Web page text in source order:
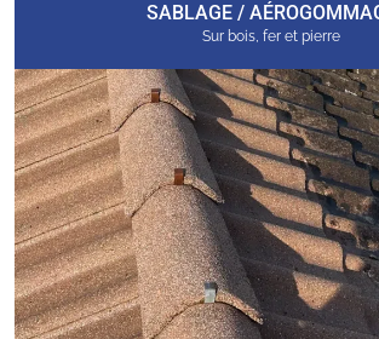
SABLAGE /
Sur bois, fer et pierre